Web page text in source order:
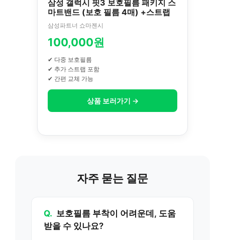
삼성 갤럭시 핏3 보호필름 패키지 스
마트밴드 (보호 필름 4매) +스트랩
삼성파트너 쇼마젠시
100,000원
✔ 다중 보호필름
✔ 추가 스트랩 포함
✔ 간편 교체 가능
상품 보러가기 →
자주 묻는 질문
Q. 보호필름 부착이 어려운데, 도움
받을 수 있나요?